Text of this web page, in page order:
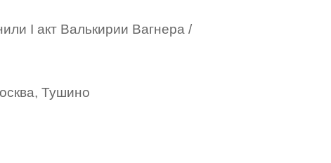
I акт Валькирии Вагнера /
Тушино